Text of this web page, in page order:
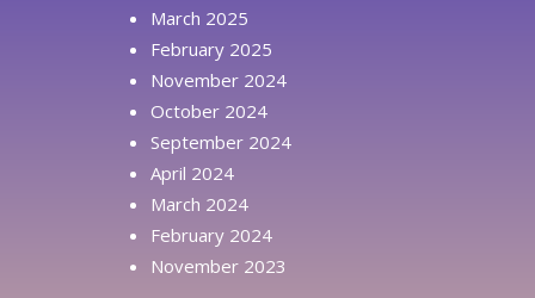
March 2025
February 2025
November 2024
October 2024
September 2024
April 2024
March 2024
February 2024
November 2023